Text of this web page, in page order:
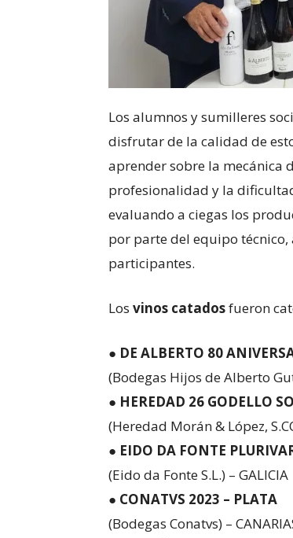
Los alumnos y sumilleres
disfrutar de la calidad de
aprender sobre la mecánica
profesionalidad y la
evaluando a ciegas los
por parte del equipo técnico,
participantes.
Los vinos catadosfueron
● DE ALBERTO 80
(Bodegas Hijos de Alberto
● HEREDAD 26 GODELLO
(Heredad Morán & López,
● EIDO DA FONTE
(Eido da Fonte S.L.) – GALICIA
● CONATVS 2023 – PLATA
(Bodegas Conatvs) –